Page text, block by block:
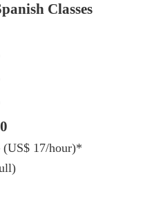
Classes
(US$ 17/hour)*